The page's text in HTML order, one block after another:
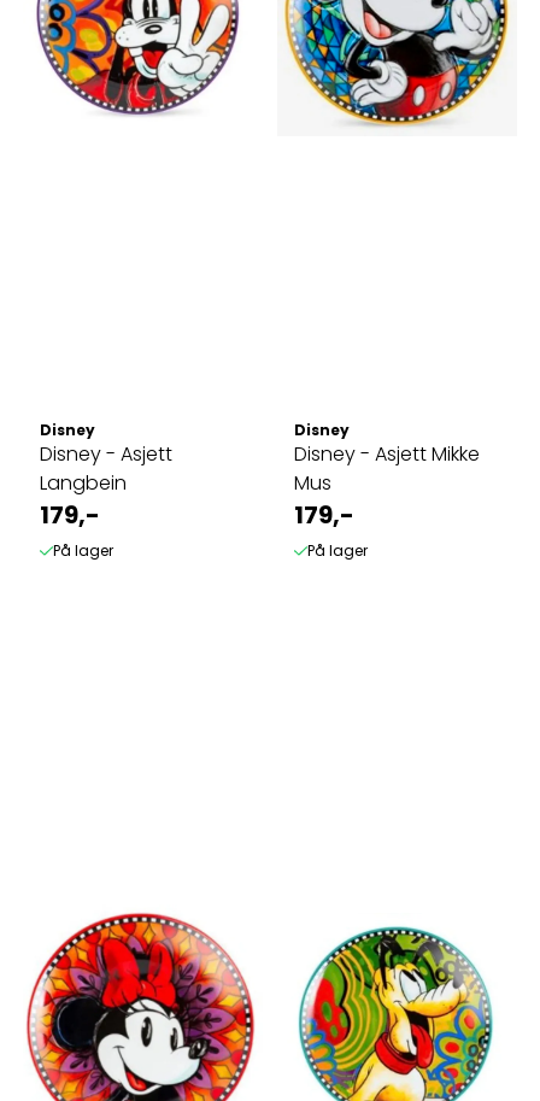
Disney
Disney - Asjett
Langbein
179,-
På lager
Disney
Disney - Asjett Mikke
Mus
179,-
På lager